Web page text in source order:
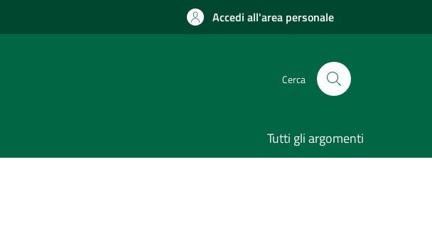
Accedi all'area personale
Cerca
Tutti gli argomenti